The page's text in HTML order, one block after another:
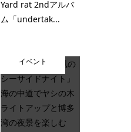
Yard rat 2ndアルバ
ム「undertak...
イベント